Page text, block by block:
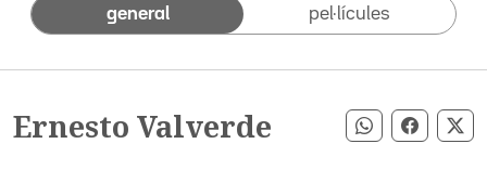
general pel·lícules
Ernesto Valverde Compartir